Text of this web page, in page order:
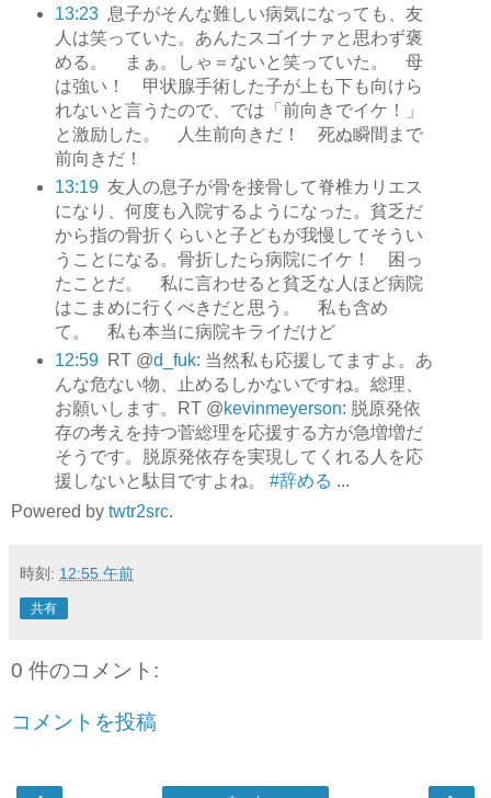
13:23 息子がそんな難しい病気になっても、友
人は笑っていた。あんたスゴイナァと思わず褒
める。 まぁ。しゃ＝ないと笑っていた。 母
は強い！ 甲状腺手術した子が上も下も向けら
れないと言うたので、では「前向きでイケ！」
と激励した。 人生前向きだ！ 死ぬ瞬間まで
前向きだ！
13:19 友人の息子が骨を接骨して脊椎カリエス
になり、何度も入院するようになった。貧乏だ
から指の骨折くらいと子どもが我慢してそうい
うことになる。骨折したら病院にイケ！ 困っ
たことだ。 私に言わせると貧乏な人ほど病院
はこまめに行くべきだと思う。 私も含め
て。 私も本当に病院キライだけど
12:59
RT @d_fuk: 当然私も応援してますよ。あ
んな危ない物、止めるしかないですね。総理、
お願いします。RT @kevinmeyerson: 脱原発依
存の考えを持つ菅総理を応援する方が急増増だ
そうです。脱原発依存を実現してくれる人を応
援しないと駄目ですよね。 #辞める ...
Powered by twtr2src.
時刻: 12:55 午前
共有
0 件のコメント:
コメントを投稿